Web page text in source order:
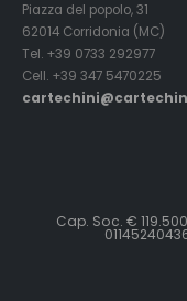
Piazza del popolo, 31
62014 Corridonia (MC)
Tel. +39 0733 292977
Cell. +39 347 5470225
Cap. Soc. €